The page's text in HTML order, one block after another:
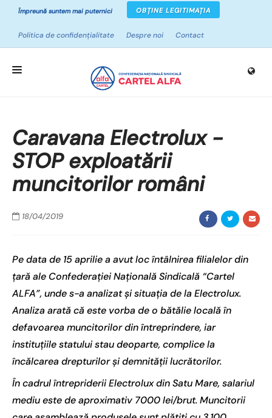
Împreună suntem mai puternici OBȚINE LEGITIMAȚIA
Politica de confidențialitate Despre noi Contact
DESPRE SINDICATE
CAMPANII
PROIECTE
Caravana Electrolux -
STOP exploatării
muncitorilor români
18/04/2019
Pe data de 15 aprilie a avut loc întâlnirea filialelor din
țară ale Confederației Națională Sindicală “Cartel
ALFA”, unde s-a analizat și situația de la Electrolux.
Analiza arată că este vorba de o bătălie locală în
defavoarea muncitorilor din întreprindere, iar
instituțiile statului stau deoparte, complice la
încălcarea drepturilor și demnității lucrătorilor.
În cadrul întrepriderii Electrolux din Satu Mare, salariul
mediu este de aproximativ 7000 lei/brut. Muncitorii